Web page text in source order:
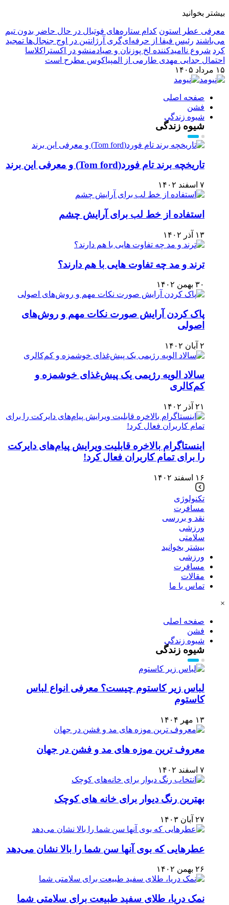
بیشتر بخوانید
معرفی عطر استون کدام ستاره‌های فوتبال در حال حاضر بدون تیم
می‌باشند رئیس فیفا از حرفه‌ای‌گری آرژانتین در اوج جنجال‌ها تمجید
کرد شروع ناامیدکننده لخ پوزنان و صیادمنشو در اکستراکلاسا
احتمال جدایی مهدی طارمی از المپیاکوس مطرح است
۱۵ مرداد ۱۴۰۵
صفحه اصلی
فشن
شیوه زندگی
شیوه زندگی
تاریخچه برند تام فورد(Tom ford) و معرفی این برند
۷ اسفند ۱۴۰۲
استفاده از خط لب برای آرایش چشم
۱۳ آذر ۱۴۰۲
ترند و مد چه تفاوت هایی با هم دارند؟
۳۰ بهمن ۱۴۰۲
پاک کردن آرایش صورت نکات مهم و روش‌های
اصولی
۲ آبان ۱۴۰۲
سالاد الویه رژیمی یک پیش‌غذای خوشمزه و
کم‌کالری
۲۱ آذر ۱۴۰۲
اینستاگرام بالاخره قابلیت ویرایش پیام‌های دایرکت
را برای تمام کاربران فعال کرد!
۱۶ اسفند ۱۴۰۲
تکنولوژی
مسافرت
نقد و بررسی
ورزشی
سلامتی
بیشتر بخوانید
ورزشی
مسافرت
مقالات
تماس با ما
×
صفحه اصلی
فشن
شیوه زندگی
شیوه زندگی
لباس زير كاستوم چيست؟ معرفی انواع لباس
کاستوم
۱۳ مهر ۱۴۰۴
معروف ترین موزه های مد و فشن در جهان
۷ اسفند ۱۴۰۲
بهترین رنگ دیوار برای خانه های کوچک
۲۷ آبان ۱۴۰۳
عطرهایی که بوی آنها سن شما را بالا نشان می‌دهد
۲۶ بهمن ۱۴۰۲
نمک دریا، طلای سفید طبیعت برای سلامتی شما